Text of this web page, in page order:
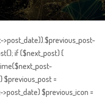
if ($next_post) {
$previous_post =
$previous_icon =